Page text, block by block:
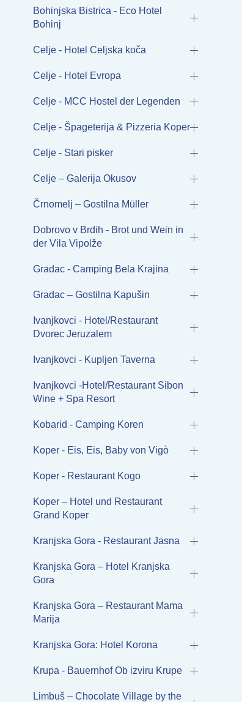
Bohinjska Bistrica - Eco Hotel
Bohinj
Celje - Hotel Celjska koča
Celje - Hotel Evropa
Celje - MCC Hostel der Legenden
Celje - Špageterija & Pizzeria Koper
Celje - Stari pisker
Celje – Galerija Okusov
Črnomelj – Gostilna Müller
Dobrovo v Brdih - Brot und Wein in
der Vila Vipolže
Gradac - Camping Bela Krajina
Gradac – Gostilna Kapušin
Ivanjkovci - Hotel/Restaurant
Dvorec Jeruzalem
Ivanjkovci - Kupljen Taverna
Ivanjkovci -Hotel/Restaurant Sibon
Wine + Spa Resort
Kobarid - Camping Koren
Koper - Eis, Eis, Baby von Vigò
Koper - Restaurant Kogo
Koper – Hotel und Restaurant
Grand Koper
Kranjska Gora - Restaurant Jasna
Kranjska Gora – Hotel Kranjska
Gora
Kranjska Gora – Restaurant Mama
Marija
Kranjska Gora: Hotel Korona
Krupa - Bauernhof Ob izviru Krupe
Limbuš – Chocolate Village by the